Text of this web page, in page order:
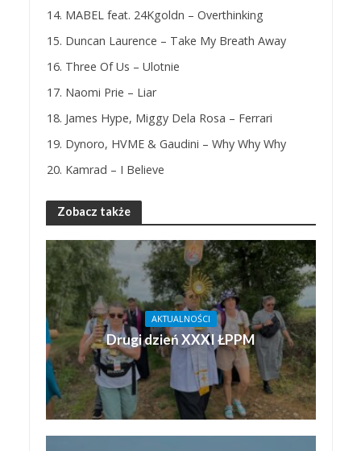
MABEL feat. 24Kgoldn – Overthinking
Duncan Laurence – Take My Breath Away
Three Of Us – Ulotnie
Naomi Prie – Liar
James Hype, Miggy Dela Rosa – Ferrari
Dynoro, HVME & Gaudini – Why Why Why
Kamrad – I Believe
Zobacz także
AKTUALNOŚCI
Drugi dzień XXXI ŁPPM